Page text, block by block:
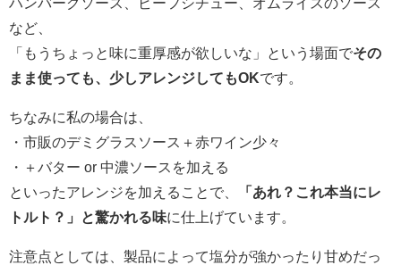
ハンバーグソース、ビーフシチュー、オムライスのソース
など、
「もうちょっと味に重厚感が欲しいな」という場面でその
まま使っても、少しアレンジしてもOKです。
ちなみに私の場合は、
・市販のデミグラスソース＋赤ワイン少々
・＋バター or 中濃ソースを加える
といったアレンジを加えることで、
「あれ？これ本当にレ
トルト？」と驚かれる味に仕上げています。
注意点としては、製品によって塩分が強かったり甘めだっ